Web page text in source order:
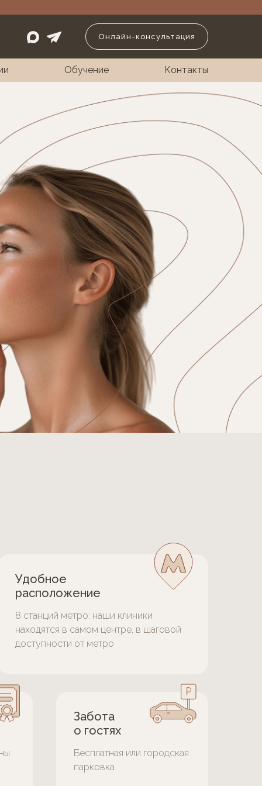
Онлайн-консультация
Обучение Контакты
Удобное
расположение
8 станций метро: наши клиники
находятся в самом центре, в шаговой
доступности от метро
Забота
о гостях
Бесплатная или городская
парковка